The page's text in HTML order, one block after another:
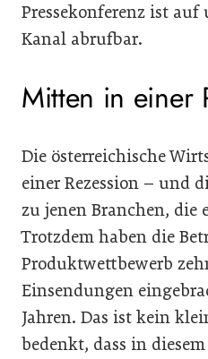
Pressekonferenz ist auf
Kanal abrufbar.
Mitten in einer
Die österreichische
einer Rezession – und
zu jenen Branchen, die
Trotzdem haben die
Produktwettbewerb
Einsendungen
Jahren. Das ist kein
bedenkt, dass in